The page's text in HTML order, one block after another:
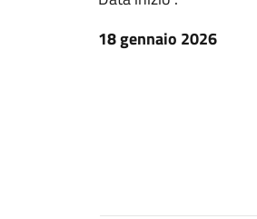
18 gennaio 2026